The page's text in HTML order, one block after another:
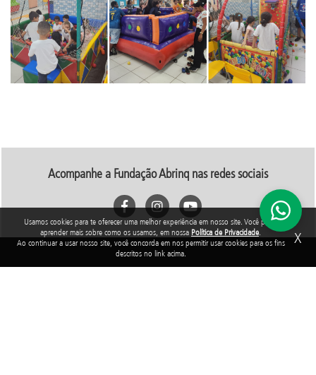
Usamos cookies para te oferecer uma melhor experiência em nosso site. Você pode
aprender mais sobre como os usamos, em nossa Política de Privacidade.
Ao continuar a usar nosso site, você concorda em nos permitir usar cookies para os fins
descritos no link acima.
X
Acompanhe a Fundação Abrinq nas redes sociais